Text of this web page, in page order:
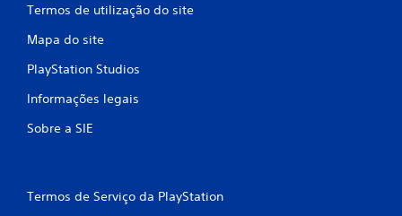
Termos de utilização do site
Mapa do site
PlayStation Studios
Informações legais
Sobre a SIE
Termos de Serviço da PlayStation